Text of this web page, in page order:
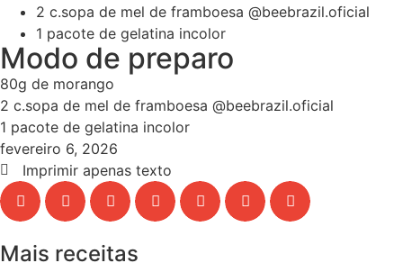
2 c.sopa de mel de framboesa @beebrazil.oficial
1 pacote de gelatina incolor
Modo de preparo
80g de morango
2 c.sopa de mel de framboesa @beebrazil.oficial
1 pacote de gelatina incolor
fevereiro 6, 2026
Imprimir apenas texto
Mais receitas